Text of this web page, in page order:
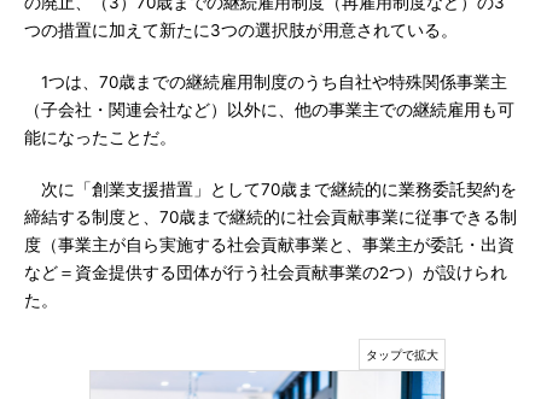
つの措置に加えて新たに3つの選択肢が用意されている。
1つは、70歳までの継続雇用制度のうち自社や特殊関係事業主
（子会社・関連会社など）以外に、他の事業主での継続雇用も可
能になったことだ。
次に「創業支援措置」として70歳まで継続的に業務委託契約を
締結する制度と、70歳まで継続的に社会貢献事業に従事できる制
度（事業主が自ら実施する社会貢献事業と、事業主が委託・出資
など＝資金提供する団体が行う社会貢献事業の2つ）が設けられ
た。